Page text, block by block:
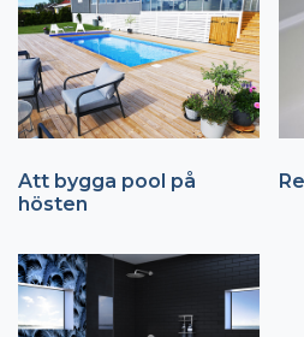
Att bygga pool på
hösten